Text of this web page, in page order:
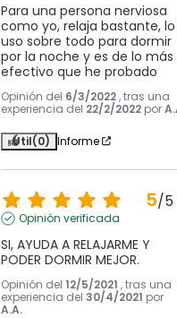
Para una persona nerviosa
como yo, relaja bastante, lo
uso sobre todo para dormir
por la noche y es de lo más
efectivo que he probado
Opinión del 6/3/2022 , tras una
experiencia del 22/2/2022 por
Útil(0) Informe
5/5
Opinión verificada
SI, AYUDA A RELAJARME Y
PODER DORMIR MEJOR.
Opinión del 12/5/2021 , tras una
experiencia del 30/4/2021 por
A.A.